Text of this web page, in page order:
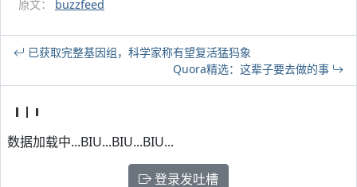
原文： buzzfeed
已获取完整基因组，科学家称有望复活猛犸象
Quora精选：这辈子要去做的事
数据加载中...BIU...BIU...BIU...
登录发吐槽